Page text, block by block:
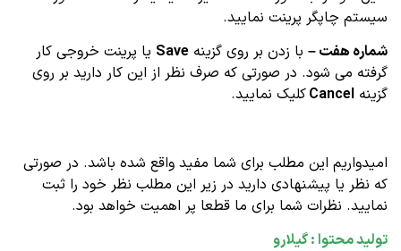
سیستم چاپگر پرینت نمایید.
شماره هفت – با زدن بر روی گزینه Save یا پرینت خروجی کار
گرفته می شود. در صورتی که صرف نظر از این کار دارید بر روی
گزینه Cancelکلیک نمایید.
امیدواریم این مطلب برای شما مفید واقع شده باشد. در صورتی
که نظر یا پیشنهادی دارید در زیر این مطلب نظر خود را ثبت
نمایید. نظرات شما برای ما قطعا پر اهمیت خواهد بود.
تولید محتوا : گیلارو